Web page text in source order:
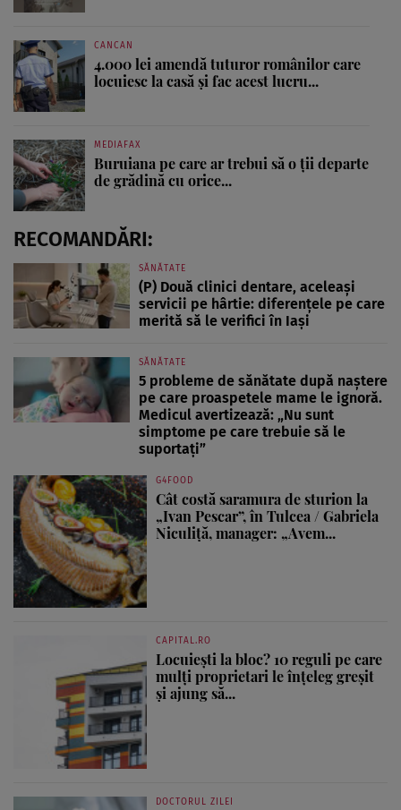
CANCAN
4.000 lei amendă tuturor românilor care
locuiesc la casă și fac acest lucru...
MEDIAFAX
Buruiana pe care ar trebui să o ții departe
de grădină cu orice...
RECOMANDĂRI:
SĂNĂTATE
(P) Două clinici dentare, aceleași
servicii pe hârtie: diferențele pe care
merită să le verifici în Iași
SĂNĂTATE
5 probleme de sănătate după naștere
pe care proaspetele mame le ignoră.
Medicul avertizează: „Nu sunt
simptome pe care trebuie să le
suportați”
G4FOOD
Cât costă saramura de sturion la
„Ivan Pescar”, în Tulcea / Gabriela
Niculiță, manager: „Avem...
CAPITAL.RO
Locuiești la bloc? 10 reguli pe care
mulți proprietari le înțeleg greșit
și ajung să...
DOCTORUL ZILEI